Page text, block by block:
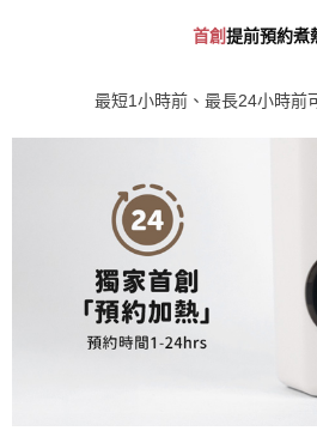
首創提前預約煮
最短1小時前、最長24小時前